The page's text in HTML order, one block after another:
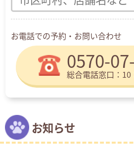
お電話での予約・お問い合わせ
0570-
総合電話窓口：
お知らせ